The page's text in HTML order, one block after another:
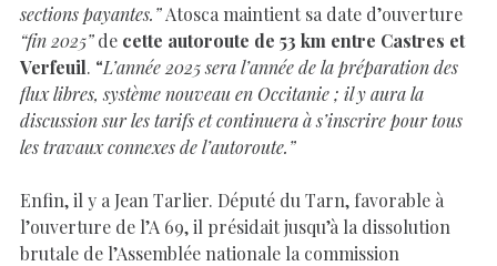
sections payantes.”Atosca maintient sa date d’ouverture
“fin 2025”de cette autoroute de 53 km entre Castres et
Verfeuil. “L’année 2025 sera l’année de la préparation des
flux libres, système nouveau en Occitanie ; il y aura la
discussion sur les tarifs et continuera à s’inscrire pour tous
les travaux connexes de l’autoroute.”
Enfin, il y a Jean Tarlier. Député du Tarn, favorable à
l’ouverture de l’A 69, il présidait jusqu’à la dissolution
brutale de l’Assemblée nationale la commission